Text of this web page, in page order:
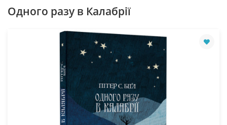
Одного разу в Калабрії